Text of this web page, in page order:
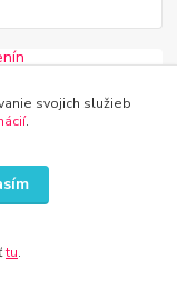
svojich služieb
.
tu.